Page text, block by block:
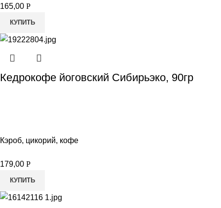
165,00 Р
КУПИТЬ
Кедрокофе йоговский Сибирьэко, 90гр
Кэроб, цикорий, кофе
179,00 Р
КУПИТЬ